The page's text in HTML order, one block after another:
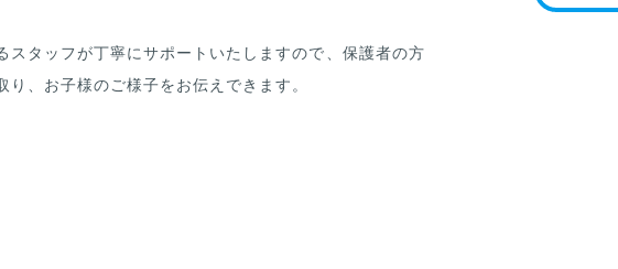
スタッフが丁寧にサポートいたしますので、保護者の方
り、お子様のご様子をお伝えできます。